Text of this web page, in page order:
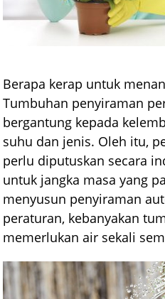
Berapa kerap untuk
Tumbuhan penyiraman
bergantung kepada
suhu dan jenis. Oleh itu,
perlu diputuskan secara
untuk jangka masa yang
menyusun penyiraman
peraturan, kebanyakan
memerlukan air sekali